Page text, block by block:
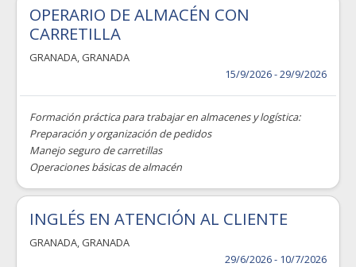
OPERARIO DE ALMACÉN CON
CARRETILLA
GRANADA, GRANADA
15/9/2026 - 29/9/2026
Formación práctica para trabajar en almacenes y logística:
Preparación y organización de pedidos
Manejo seguro de carretillas
Operaciones básicas de almacén
INGLÉS EN ATENCIÓN AL CLIENTE
GRANADA, GRANADA
29/6/2026 - 10/7/2026